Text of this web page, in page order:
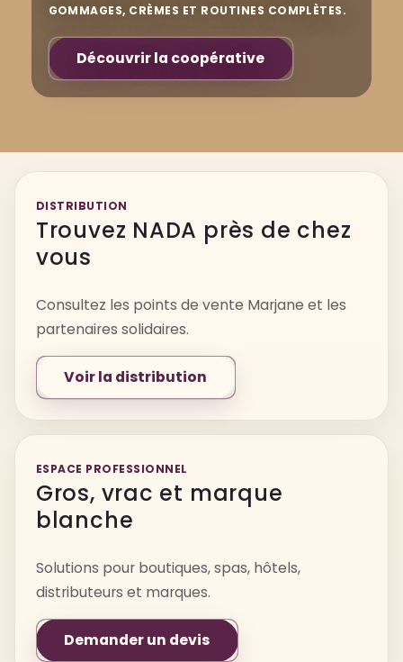
GOMMAGES, CRÈMES ET ROUTINES COMPLÈTES.
Découvrir la coopérative
DISTRIBUTION
Trouvez NADA près de chez
vous
Consultez les points de vente Marjane et les
partenaires solidaires.
Voir la distribution
ESPACE PROFESSIONNEL
Gros, vrac et marque
blanche
Solutions pour boutiques, spas, hôtels,
distributeurs et marques.
Demander un devis